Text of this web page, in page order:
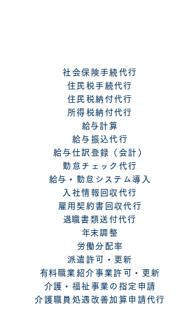
社会保険手続代行
住民税手続代行
住民税納付代行
所得税納付代行
​給与計算
給与振込代行
給与仕訳登録（会計）
勤怠チェック代行
​給与・勤怠システム導入
入社情報回収代行
雇用契約書回収代行
​退職書類送付代行
​年末調整
労働分配率
派遣許可・更新
​有料職業紹介事業許可・更新
介護・福祉事業の指定申請
介護職員処遇改善加算申請代行